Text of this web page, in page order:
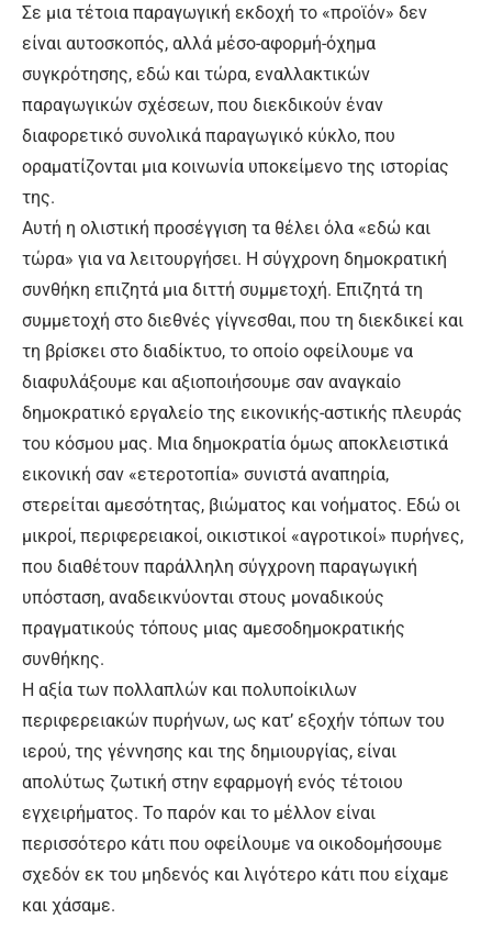
Σε μια τέτοια παραγωγική εκδοχή το «προϊόν» δεν
είναι αυτοσκοπός, αλλά μέσο-αφορμή-όχημα
συγκρότησης, εδώ και τώρα, εναλλακτικών
παραγωγικών σχέσεων, που διεκδικούν έναν
διαφορετικό συνολικά παραγωγικό κύκλο, που
οραματίζονται μια κοινωνία υποκείμενο της ιστορίας
της.
Αυτή η ολιστική προσέγγιση τα θέλει όλα «εδώ και
τώρα» για να λειτουργήσει. Η σύγχρονη δημοκρατική
συνθήκη επιζητά μια διττή συμμετοχή. Επιζητά τη
συμμετοχή στο διεθνές γίγνεσθαι, που τη διεκδικεί και
τη βρίσκει στο διαδίκτυο, το οποίο οφείλουμε να
διαφυλάξουμε και αξιοποιήσουμε σαν αναγκαίο
δημοκρατικό εργαλείο της εικονικής-αστικής πλευράς
του κόσμου μας. Μια δημοκρατία όμως αποκλειστικά
εικονική σαν «ετεροτοπία» συνιστά αναπηρία,
στερείται αμεσότητας, βιώματος και νοήματος. Εδώ οι
μικροί, περιφερειακοί, οικιστικοί «αγροτικοί» πυρήνες,
που διαθέτουν παράλληλη σύγχρονη παραγωγική
υπόσταση, αναδεικνύονται στους μοναδικούς
πραγματικούς τόπους μιας αμεσοδημοκρατικής
συνθήκης.
Η αξία των πολλαπλών και πολυποίκιλων
περιφερειακών πυρήνων, ως κατ’ εξοχήν τόπων του
ιερού, της γέννησης και της δημιουργίας, είναι
απολύτως ζωτική στην εφαρμογή ενός τέτοιου
εγχειρήματος. Το παρόν και το μέλλον είναι
περισσότερο κάτι που οφείλουμε να οικοδομήσουμε
σχεδόν εκ του μηδενός και λιγότερο κάτι που είχαμε
και χάσαμε.